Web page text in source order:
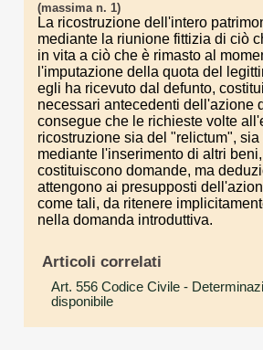
(massima n. 1)
La ricostruzione dell'intero
mediante la riunione fittizia di ciò
in vita a ciò che è rimasto al
l'imputazione della quota del
egli ha ricevuto dal defunto,
necessari antecedenti dell'azione
consegue che le richieste volte
ricostruzione sia del "relictum",
mediante l'inserimento di altri
costituiscono domande, ma
attengono ai presupposti
come tali, da ritenere
nella domanda introduttiva.
Articoli correlati
Art. 556 Codice Civile -
disponibile